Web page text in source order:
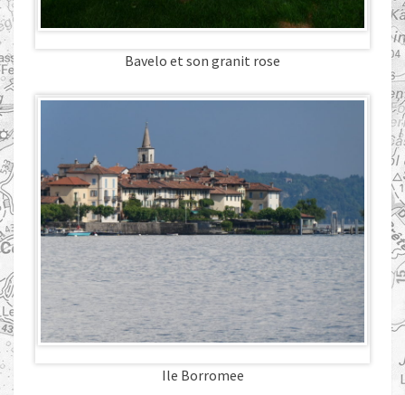
Bavelo et son granit rose
Ile Borromee